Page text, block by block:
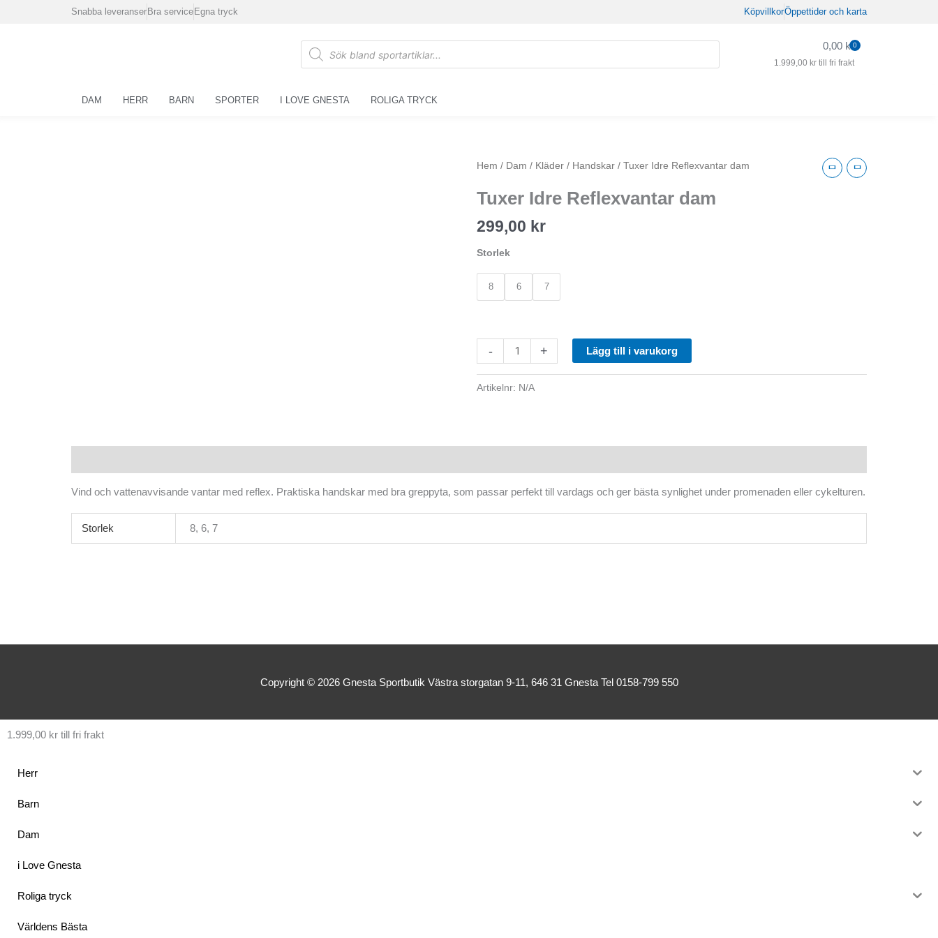
Snabba leveranser Bra service Egna tryck KöpvillkorÖppettider och karta
Products
search
0,00 kr0Varukorg
1.999,00 kr till fri frakt
DAM HERR BARN SPORTER I LOVE GNESTA ROLIGA TRYCK
Hem / Dam / Kläder / Handskar / Tuxer Idre Reflexvantar dam
Tuxer Idre Reflexvantar dam
299,00 kr
Storlek
8 6 7
-
Tuxer
Reflexvantar
mängd
+ Lägg till i varukorg
Artikelnr: N/A
Vind och vattenavvisande vantar med reflex. Praktiska handskar med bra greppyta, som passar perfekt till vardags och ger bästa synlighet under promenaden eller cykelturen.
Storlek 8, 6, 7
Copyright © 2026 Gnesta Sportbutik Västra storgatan 9-11, 646 31 Gnesta Tel 0158-799 550
1.999,00 kr till fri frakt
Herr
Barn
Dam
i Love Gnesta
Roliga tryck
Världens Bästa